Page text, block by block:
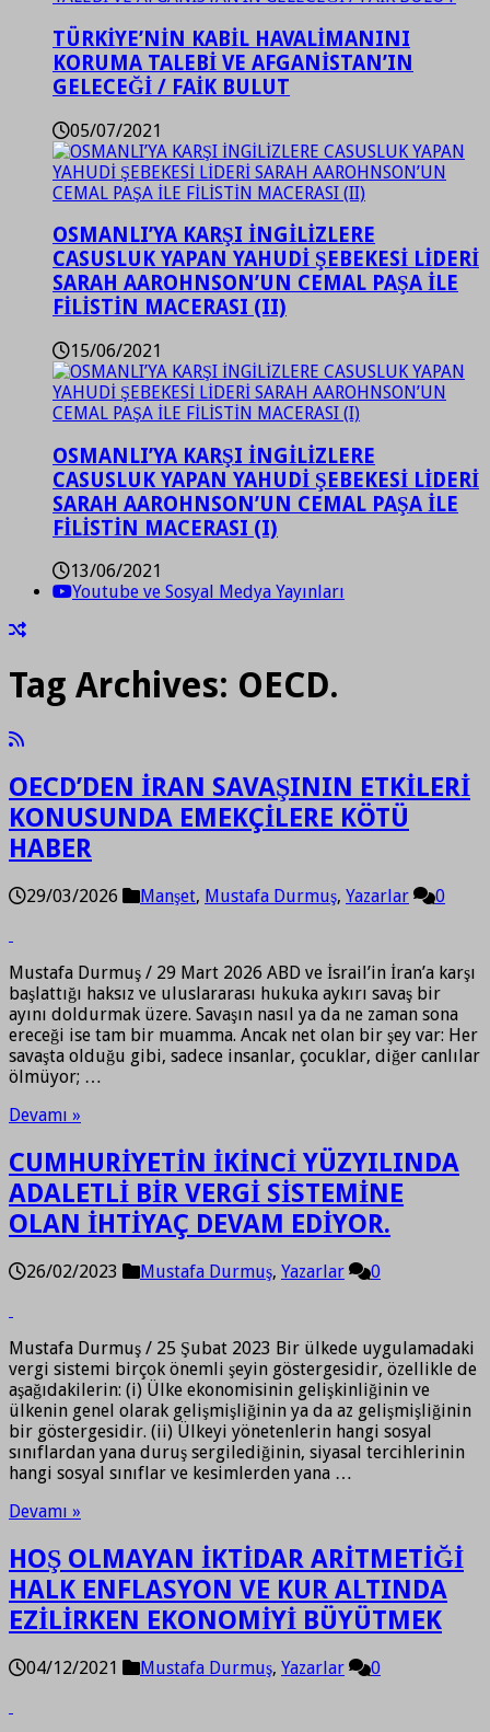
TÜRKİYE’NİN KABİL HAVALİMANINI
KORUMA TALEBİ VE AFGANİSTAN’IN
GELECEĞİ / FAİK BULUT
05/07/2021
OSMANLI’YA KARŞI İNGİLİZLERE
CASUSLUK YAPAN YAHUDİ ŞEBEKESİ LİDERİ
SARAH AAROHNSON’UN CEMAL PAŞA İLE
FİLİSTİN MACERASI (II)
15/06/2021
OSMANLI’YA KARŞI İNGİLİZLERE
CASUSLUK YAPAN YAHUDİ ŞEBEKESİ LİDERİ
SARAH AAROHNSON’UN CEMAL PAŞA İLE
FİLİSTİN MACERASI (I)
13/06/2021
Youtube ve Sosyal Medya Yayınları
Tag Archives: OECD.
OECD’DEN İRAN SAVAŞININ ETKİLERİ
KONUSUNDA EMEKÇİLERE KÖTÜ
HABER
29/03/2026 Manşet, Mustafa Durmuş, Yazarlar 0
Mustafa Durmuş / 29 Mart 2026 ABD ve İsrail’in İran’a karşı
başlattığı haksız ve uluslararası hukuka aykırı savaş bir
ayını doldurmak üzere. Savaşın nasıl ya da ne zaman sona
ereceği ise tam bir muamma. Ancak net olan bir şey var: Her
savaşta olduğu gibi, sadece insanlar, çocuklar, diğer canlılar
ölmüyor; …
Devamı »
CUMHURİYETİN İKİNCİ YÜZYILINDA
ADALETLİ BİR VERGİ SİSTEMİNE
OLAN İHTİYAÇ DEVAM EDİYOR.
26/02/2023 Mustafa Durmuş, Yazarlar 0
Mustafa Durmuş / 25 Şubat 2023 Bir ülkede uygulamadaki
vergi sistemi birçok önemli şeyin göstergesidir, özellikle de
aşağıdakilerin: (i) Ülke ekonomisinin gelişkinliğinin ve
ülkenin genel olarak gelişmişliğinin ya da az gelişmişliğinin
bir göstergesidir. (ii) Ülkeyi yönetenlerin hangi sosyal
sınıflardan yana duruş sergilediğinin, siyasal tercihlerinin
hangi sosyal sınıflar ve kesimlerden yana …
Devamı »
HOŞ OLMAYAN İKTİDAR ARİTMETİĞİ
HALK ENFLASYON VE KUR ALTINDA
EZİLİRKEN EKONOMİYİ BÜYÜTMEK
04/12/2021 Mustafa Durmuş, Yazarlar 0